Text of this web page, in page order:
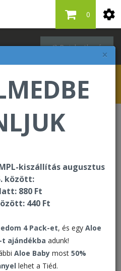
×
kiszállítás augusztus
között:
880 Ft
440 Ft
4 Pack-et, és egy Aloe
t ajándékba adunk!
Aloe Baby most 50%
lehet a Tiéd.
Bejelentkezés
0
letölthető >>>